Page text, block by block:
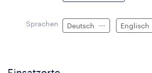
Sprachen Deutsch Englisch